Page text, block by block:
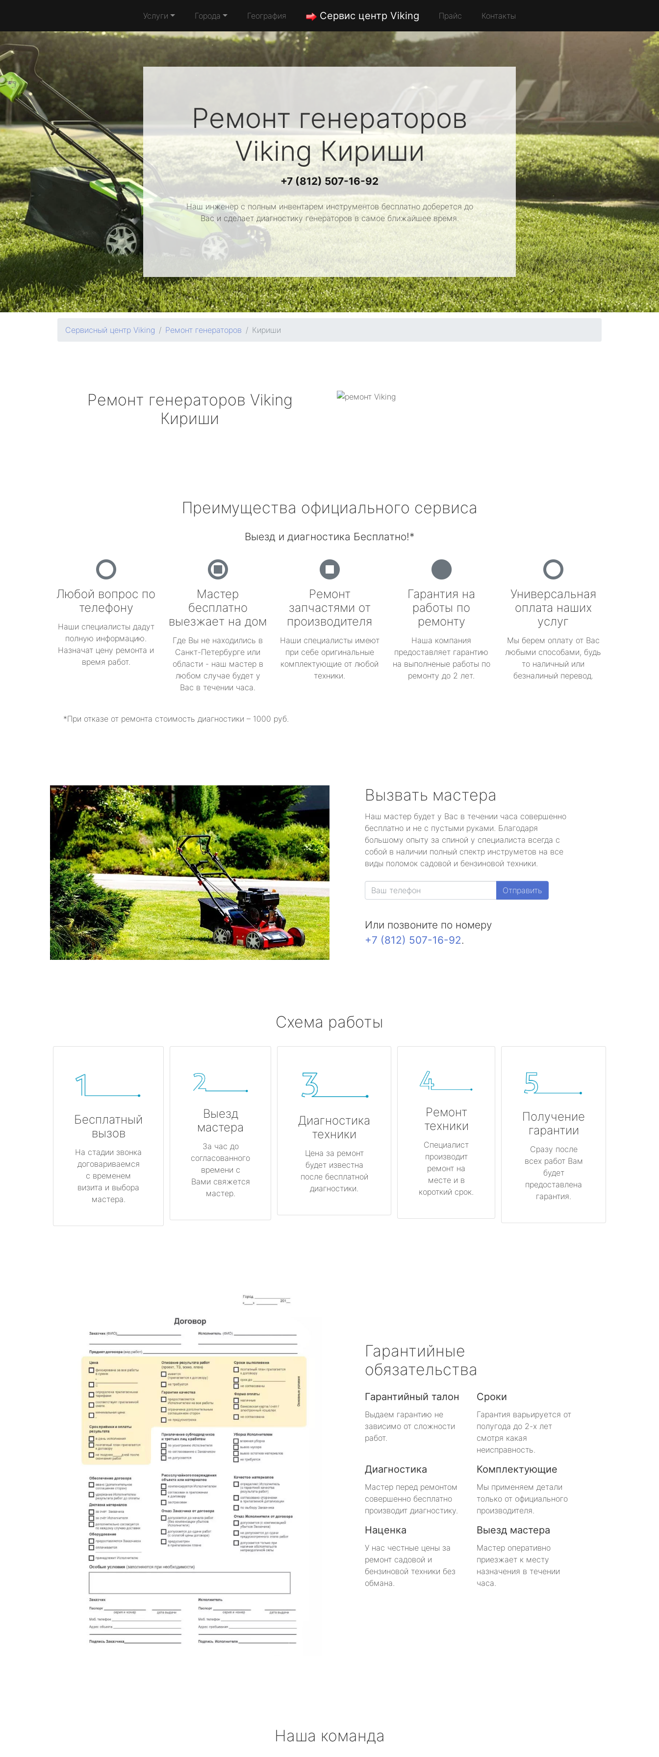
Услуги Города География Сервис центр Viking Прайс Контакты
Ремонт генераторов
VikingКириши
+7 (812) 507-16-92
Наш инженер с полным инвентарем инструментов бесплатно доберется до
Вас и сделает диагностику генераторов в самое ближайшее время.
Сервисный центр Viking Ремонт генераторов Кириши
Ремонт генераторов Viking
Кириши
Преимущества официального сервиса
Выезд и диагностика Бесплатно!*
Любой вопрос по
телефону
Наши специалисты дадут
полную информацию.
Назначат цену ремонта и
время работ.
Мастер
бесплатно
выезжает на дом
Где Вы не находились в
Санкт-Петербурге или
области - наш мастер в
любом случае будет у
Вас в течении часа.
Ремонт
запчастями от
производителя
Наши специалисты имеют
при себе оригинальные
комплектующие от любой
техники.
Гарантия на
работы по
ремонту
Наша компания
предоставляет гарантию
на выполненые работы по
ремонту до 2 лет.
Универсальная
оплата наших
услуг
Мы берем оплату от Вас
любыми способами, будь
то наличный или
безналиный перевод.
*При отказе от ремонта стоимость диагностики – 1000 руб.
Вызвать мастера
Наш мастер будет у Вас в течении часа совершенно
бесплатно и не с пустыми руками. Благодаря
большому опыту за спиной у специалиста всегда с
собой в наличии полный спектр инструметов на все
виды поломок садовой и бензиновой техники.
Отправить
Или позвоните по номеру
+7 (812) 507-16-92.
Схема работы
Бесплатный
вызов
На стадии звонка
договариваемся
с временем
визита и выбора
мастера.
Выезд
мастера
За час до
согласованного
времени с
Вами свяжется
мастер.
Диагностика
техники
Цена за ремонт
будет известна
после бесплатной
диагностики.
Ремонт
техники
Специалист
производит
ремонт на
месте и в
короткий срок.
Получение
гарантии
Сразу после
всех работ Вам
будет
предоставлена
гарантия.
Гарантийные
обязательства
Гарантийный талон
Выдаем гарантию не
зависимо от сложности
работ.
Сроки
Гарантия варьируется от
полугода до 2-х лет
смотря какая
неисправность.
Диагностика
Мастер перед ремонтом
совершенно бесплатно
производит диагностику.
Комплектующие
Мы применяем детали
только от официального
производителя.
Наценка
У нас честные цены за
ремонт садовой и
бензиновой техники без
обмана.
Выезд мастера
Мастер оперативно
приезжает к месту
назначения в течении
часа.
Наша команда